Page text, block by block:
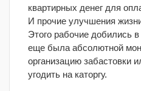
квартирных денег для
И прочие улучшения
Этого рабочие добились в
еще была абсолютной
организацию забастовки
угодить на каторгу.